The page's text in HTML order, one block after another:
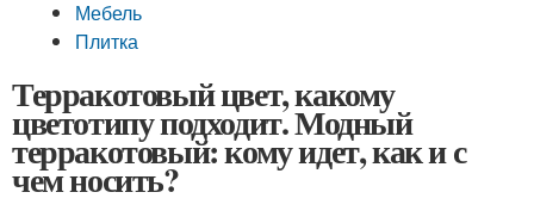
Мебель
Плитка
Терракотовый цвет, какому
цветотипу подходит. Модный
терракотовый: кому идет, как и с
чем носить?